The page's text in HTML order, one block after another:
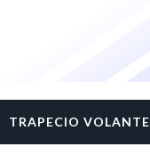
TRAPECIO VOLANTE